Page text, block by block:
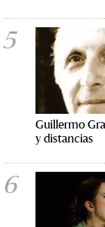
5
Guillermo
y distancias
6